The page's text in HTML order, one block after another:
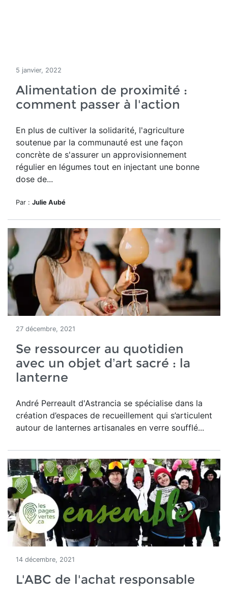
5 janvier, 2022
Alimentation de proximité :
comment passer à l'action
En plus de cultiver la solidarité, l'agriculture
soutenue par la communauté est une façon
concrète de s'assurer un approvisionnement
régulier en légumes tout en injectant une bonne
dose de...
Par : Julie Aubé
27 décembre, 2021
Se ressourcer au quotidien
avec un objet d’art sacré : la
lanterne
André Perreault d'Astrancia se spécialise dans la
création d’espaces de recueillement qui s’articulent
autour de lanternes artisanales en verre soufflé...
14 décembre, 2021
L'ABC de l'achat responsable